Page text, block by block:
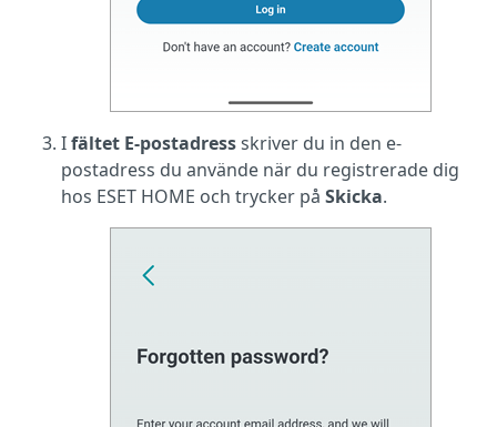
Ifältet E-postadressskriver du in den e-
postadress du använde när du registrerade dig
hos ESET HOME och trycker på Skicka.